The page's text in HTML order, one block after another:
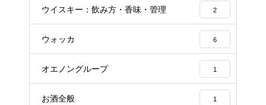
ウイスキー：飲み方・香味・管理 2
ウォッカ 6
オエノングループ 1
お酒全般 1